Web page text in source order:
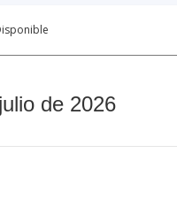
de 2026